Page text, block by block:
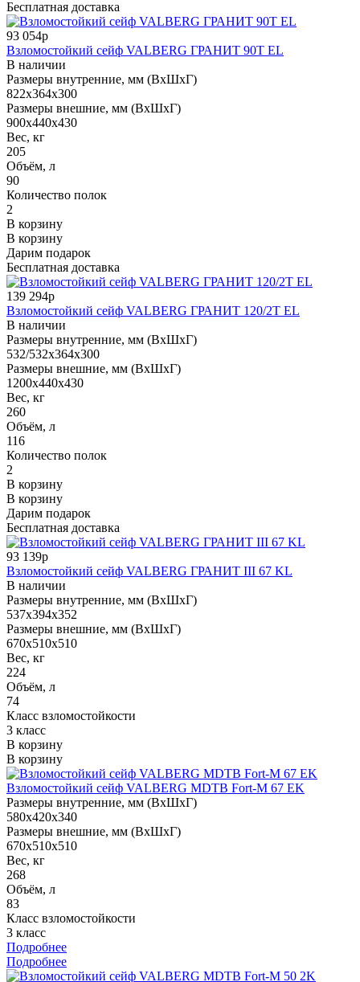
Бесплатная доставка
93 054р
Взломостойкий сейф VALBERG ГРАНИТ 90Т EL
В наличии
Размеры внутренние, мм (ВхШхГ)
822x364x300
Размеры внешние, мм (ВхШхГ)
900x440x430
Вес, кг
205
Объём, л
90
Количество полок
2
В корзину
В корзину
Дарим подарок
Бесплатная доставка
139 294р
Взломостойкий сейф VALBERG ГРАНИТ 120/2Т EL
В наличии
Размеры внутренние, мм (ВхШхГ)
532/532x364x300
Размеры внешние, мм (ВхШхГ)
1200x440x430
Вес, кг
260
Объём, л
116
Количество полок
2
В корзину
В корзину
Дарим подарок
Бесплатная доставка
93 139р
Взломостойкий сейф VALBERG ГРАНИТ III 67 KL
В наличии
Размеры внутренние, мм (ВхШхГ)
537x394x352
Размеры внешние, мм (ВхШхГ)
670x510x510
Вес, кг
224
Объём, л
74
Класс взломостойкости
3 класс
В корзину
В корзину
Взломостойкий сейф VALBERG MDTB Fort-M 67 EK
Размеры внутренние, мм (ВхШхГ)
580x420x340
Размеры внешние, мм (ВхШхГ)
670x510x510
Вес, кг
268
Объём, л
83
Класс взломостойкости
3 класс
Подробнее
Подробнее